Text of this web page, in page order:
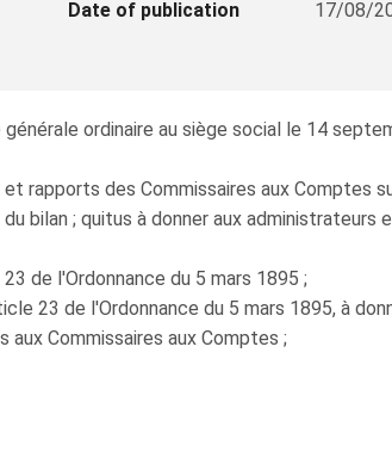
Date of publication 17/08/
ordinaire au siège social le 14
rapports des Commissaires aux Comptes
bilan ; quitus à donner aux administrateurs
de l'Ordonnance du 5 mars 1895 ;
23 de l'Ordonnance du 5 mars 1895, à
Commissaires aux Comptes ;